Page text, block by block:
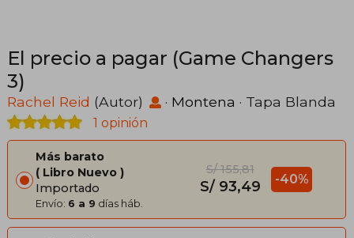
El precio a pagar (Game Changers
3)
Rachel Reid (Autor) · Montena · Tapa Blanda
1 opinión
Más barato
Libro Nuevo
Importado
Envío: 6 a 9 días háb.
S/ 155,81
S/ 93,49 -40%